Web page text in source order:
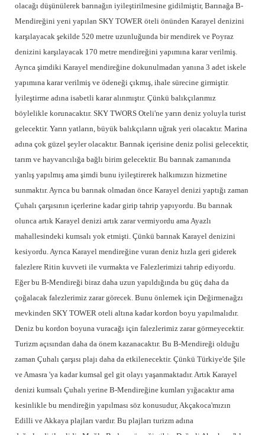
olacağı düşünülerek barınağın iyileştirilmesine gidilmiştir, Barınağa B-
Mendireğini yeni yapılan SKY TOWER öteli önünden Karayel denizini
karşılayacak şekilde 520 metre uzunluğunda bir mendirek ve Poyraz
denizini karşılayacak 170 metre mendireğini yapımına karar verilmiş.
Ayrıca şimdiki Karayel mendireğine dokunulmadan yanına 3 adet iskele
yapımına karar verilmiş ve ödeneği çıkmış, ihale sürecine girmiştir.
İyileştirme adına isabetli karar alınmıştır. Çünkü balıkçılarımız
böylelikle korunacaktır. SKY TWORS Oteli'ne yarın deniz yoluyla turist
gelecektir. Yarın yatların, büyük balıkçıların uğrak yeri olacaktır. Marina
adına çok güzel şeyler olacaktır. Barınak içerisine deniz polisi gelecektir,
tarım ve hayvancılığa bağlı birim gelecektir. Bu barınak zamanında
yanlış yapılmış ama şimdi bunu iyileştirerek halkımızın hizmetine
sunmaktır. Ayrıca bu barınak olmadan önce Karayel denizi yaptığı zaman
Çuhalı çarşısının içerlerine kadar girip tahrip yapıyordu. Bu barınak
olunca artık Karayel denizi artık zarar vermiyordu ama Ayazlı
mahallesindeki kumsalı yok etmişti. Çünkü barınak Karayel denizini
kesiyordu. Ayrıca Karayel mendireğine vuran deniz hızla geri giderek
falezlere Ritin kuvveti ile vurmakta ve Falezlerimizi tahrip ediyordu.
Eğer bu B-Mendireği biraz daha uzun yapıldığında bu güç daha da
çoğalacak falezlerimiz zarar görecek. Bunu önlemek için Değirmenağzı
mevkinden SKY TOWER oteli altına kadar kordon boyu yapılmalıdır.
Deniz bu kordon boyuna vuracağı için falezlerimiz zarar görmeyecektir.
Turizm açısından daha da önem kazanacaktır. Bu B-Mendireği olduğu
zaman Çuhalı çarşısı plajı daha da etkilenecektir. Çünkü Türkiye'de Şile
ve Amasra 'ya kadar kumsal gel git olayı yaşanmaktadır. Artık Karayel
denizi kumsalı Çuhalı yerine B-Mendireğine kumları yığacaktır ama
kesinlikle bu mendireğin yapılması söz konusudur, Akçakoca'mızın
Edilli ve Akkaya plajları vardır. Bu plajları turizm adına